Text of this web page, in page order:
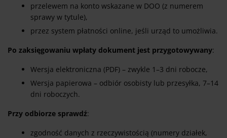
przelewem na konto wskazane w DOO (z numerem
sprawy w tytule),
przez system płatności online, jeśli urząd to umożliwia.
Po zaksięgowaniu wpłaty dokument jest przygotowywany:
Wersja elektroniczna (PDF) – zwykle 1–3 dni robocze,
Wersja papierowa – odbiór osobisty lub przesyłka, 7–14
dni roboczych.
Przy odbiorze sprawdź:
zgodność danych z rzeczywistością (numery działek,